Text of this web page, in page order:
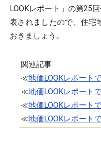
LOOKレポート」の第25
表されましたので、住宅
おきましょう。
関連記事
≪地価LOOKレポー
≪地価LOOKレポー
≪地価LOOKレポート
≪地価LOOKレポート